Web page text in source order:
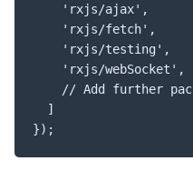
    'rxjs/ajax',
    'rxjs/fetch',
    'rxjs/testing',
    'rxjs/webSocket',
// Add further
  ]
});